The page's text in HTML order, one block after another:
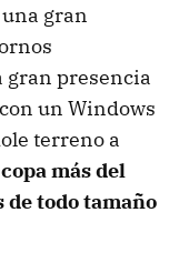
gran
gran presencia
un Windows
terreno a
más del
de todo tamaño